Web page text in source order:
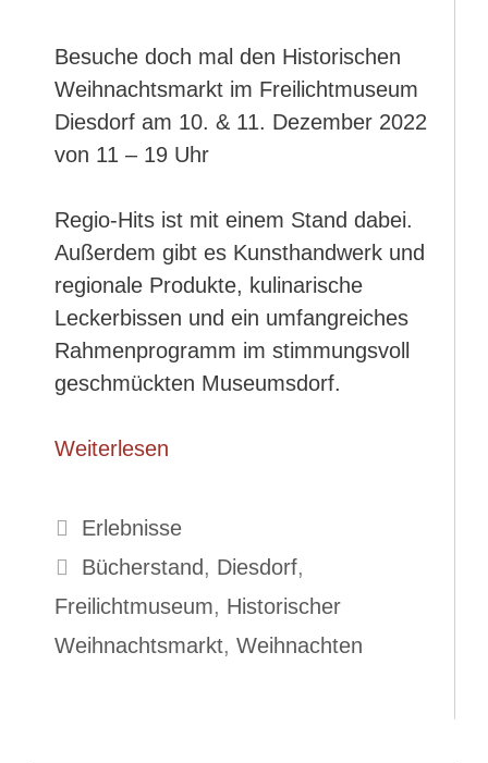
Besuche doch mal den Historischen
Weihnachtsmarkt im Freilichtmuseum
Diesdorf am 10. & 11. Dezember 2022
von 11 – 19 Uhr
Regio-Hits ist mit einem Stand dabei.
Außerdem gibt es Kunsthandwerk und
regionale Produkte, kulinarische
Leckerbissen und ein umfangreiches
Rahmenprogramm im stimmungsvoll
geschmückten Museumsdorf.
Weiterlesen
Kategorien
Erlebnisse
Schlagwörter
Bücherstand , Diesdorf,
Freilichtmuseum, Historischer
Weihnachtsmarkt, Weihnachten